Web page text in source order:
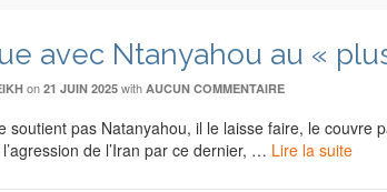
avec Ntanyahou au «
on 21 JUIN 2025 with AUCUN COMMENTAIRE
soutient pas Natanyahou, il le laisse faire, le couvre
de l’Iran par ce dernier, … Lire la suite